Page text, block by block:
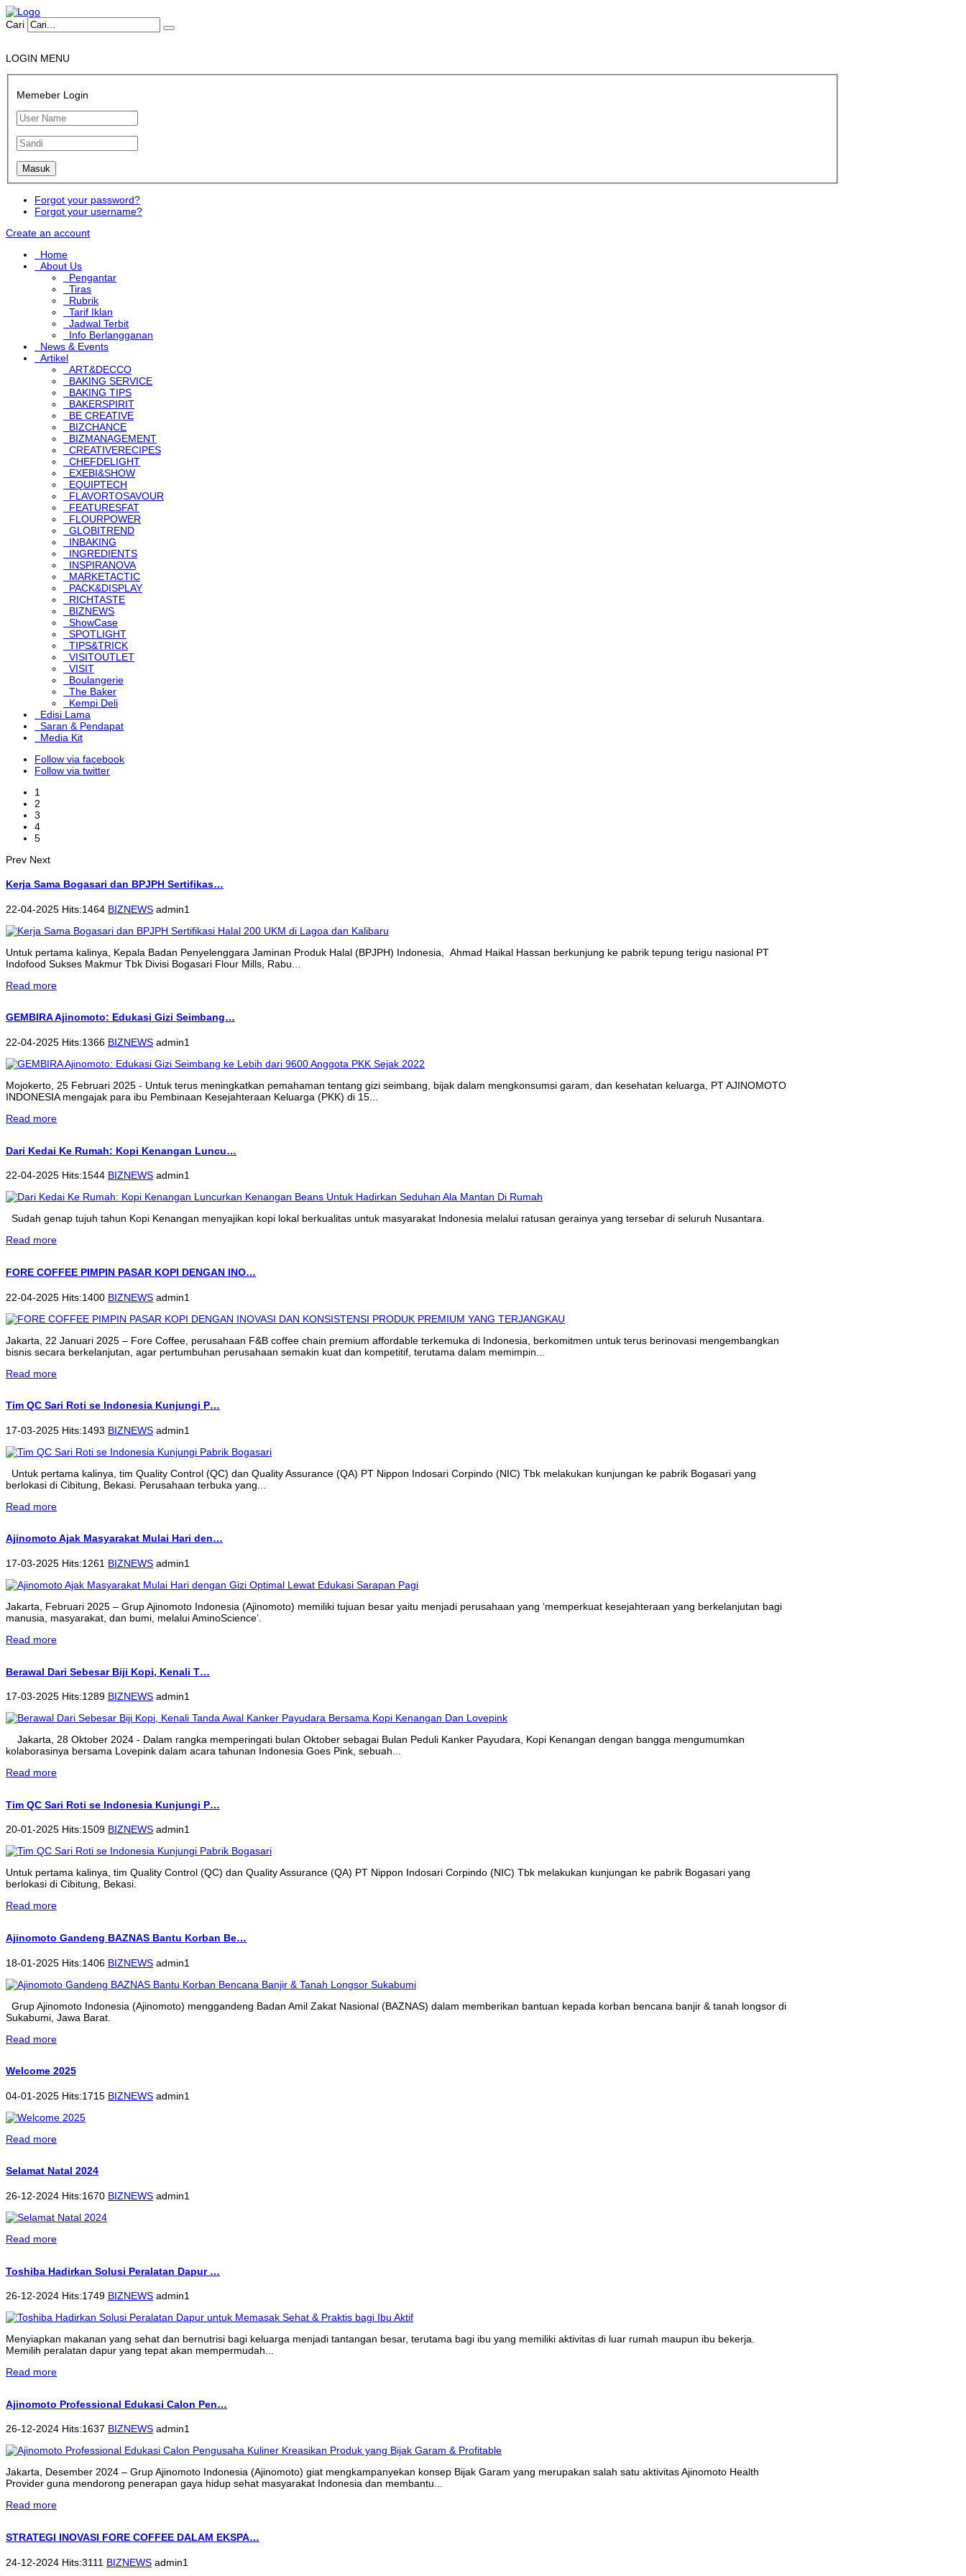
Cari
LOGIN MENU
Memeber Login
Forgot your password?
Forgot your username?
Create an account
Home
About Us
Pengantar
Tiras
Rubrik
Tarif Iklan
Jadwal Terbit
Info Berlangganan
News & Events
Artikel
ART&DECCO
BAKING SERVICE
BAKING TIPS
BAKERSPIRIT
BE CREATIVE
BIZCHANCE
BIZMANAGEMENT
CREATIVERECIPES
CHEFDELIGHT
EXEBI&SHOW
EQUIPTECH
FLAVORTOSAVOUR
FEATURESFAT
FLOURPOWER
GLOBITREND
INBAKING
INGREDIENTS
INSPIRANOVA
MARKETACTIC
PACK&DISPLAY
RICHTASTE
BIZNEWS
ShowCase
SPOTLIGHT
TIPS&TRICK
VISITOUTLET
VISIT
Boulangerie
The Baker
Kempi Deli
Edisi Lama
Saran & Pendapat
Media Kit
Follow via facebook
Follow via twitter
1
2
3
4
5
Prev Next
Kerja Sama Bogasari dan BPJPH Sertifikas…
22-04-2025 Hits:1464 BIZNEWS admin1
Untuk pertama kalinya, Kepala Badan Penyelenggara Jaminan Produk Halal (BPJPH) Indonesia, Ahmad Haikal Hassan berkunjung ke pabrik tepung terigu nasional PT
Indofood Sukses Makmur Tbk Divisi Bogasari Flour Mills, Rabu...
Read more
GEMBIRA Ajinomoto: Edukasi Gizi Seimbang…
22-04-2025 Hits:1366 BIZNEWS admin1
Mojokerto, 25 Februari 2025 - Untuk terus meningkatkan pemahaman tentang gizi seimbang, bijak dalam mengkonsumsi garam, dan kesehatan keluarga, PT AJINOMOTO
INDONESIA mengajak para ibu Pembinaan Kesejahteraan Keluarga (PKK) di 15...
Read more
Dari Kedai Ke Rumah: Kopi Kenangan Luncu…
22-04-2025 Hits:1544 BIZNEWS admin1
Sudah genap tujuh tahun Kopi Kenangan menyajikan kopi lokal berkualitas untuk masyarakat Indonesia melalui ratusan gerainya yang tersebar di seluruh Nusantara.
Read more
FORE COFFEE PIMPIN PASAR KOPI DENGAN INO…
22-04-2025 Hits:1400 BIZNEWS admin1
Jakarta, 22 Januari 2025 – Fore Coffee, perusahaan F&B coffee chain premium affordable terkemuka di Indonesia, berkomitmen untuk terus berinovasi mengembangkan
bisnis secara berkelanjutan, agar pertumbuhan perusahaan semakin kuat dan kompetitif, terutama dalam memimpin...
Read more
Tim QC Sari Roti se Indonesia Kunjungi P…
17-03-2025 Hits:1493 BIZNEWS admin1
Untuk pertama kalinya, tim Quality Control (QC) dan Quality Assurance (QA) PT Nippon Indosari Corpindo (NIC) Tbk melakukan kunjungan ke pabrik Bogasari yang
berlokasi di Cibitung, Bekasi. Perusahaan terbuka yang...
Read more
Ajinomoto Ajak Masyarakat Mulai Hari den…
17-03-2025 Hits:1261 BIZNEWS admin1
Jakarta, Februari 2025 – Grup Ajinomoto Indonesia (Ajinomoto) memiliki tujuan besar yaitu menjadi perusahaan yang ‘memperkuat kesejahteraan yang berkelanjutan bagi
manusia, masyarakat, dan bumi, melalui AminoScience’.
Read more
Berawal Dari Sebesar Biji Kopi, Kenali T…
17-03-2025 Hits:1289 BIZNEWS admin1
Jakarta, 28 Oktober 2024 - Dalam rangka memperingati bulan Oktober sebagai Bulan Peduli Kanker Payudara, Kopi Kenangan dengan bangga mengumumkan
kolaborasinya bersama Lovepink dalam acara tahunan Indonesia Goes Pink, sebuah...
Read more
Tim QC Sari Roti se Indonesia Kunjungi P…
20-01-2025 Hits:1509 BIZNEWS admin1
Untuk pertama kalinya, tim Quality Control (QC) dan Quality Assurance (QA) PT Nippon Indosari Corpindo (NIC) Tbk melakukan kunjungan ke pabrik Bogasari yang
berlokasi di Cibitung, Bekasi.
Read more
Ajinomoto Gandeng BAZNAS Bantu Korban Be…
18-01-2025 Hits:1406 BIZNEWS admin1
Grup Ajinomoto Indonesia (Ajinomoto) menggandeng Badan Amil Zakat Nasional (BAZNAS) dalam memberikan bantuan kepada korban bencana banjir & tanah longsor di
Sukabumi, Jawa Barat.
Read more
Welcome 2025
04-01-2025 Hits:1715 BIZNEWS admin1
Read more
Selamat Natal 2024
26-12-2024 Hits:1670 BIZNEWS admin1
Read more
Toshiba Hadirkan Solusi Peralatan Dapur …
26-12-2024 Hits:1749 BIZNEWS admin1
Menyiapkan makanan yang sehat dan bernutrisi bagi keluarga menjadi tantangan besar, terutama bagi ibu yang memiliki aktivitas di luar rumah maupun ibu bekerja.
Memilih peralatan dapur yang tepat akan mempermudah...
Read more
Ajinomoto Professional Edukasi Calon Pen…
26-12-2024 Hits:1637 BIZNEWS admin1
Jakarta, Desember 2024 – Grup Ajinomoto Indonesia (Ajinomoto) giat mengkampanyekan konsep Bijak Garam yang merupakan salah satu aktivitas Ajinomoto Health
Provider guna mendorong penerapan gaya hidup sehat masyarakat Indonesia dan membantu...
Read more
STRATEGI INOVASI FORE COFFEE DALAM EKSPA…
24-12-2024 Hits:3111 BIZNEWS admin1